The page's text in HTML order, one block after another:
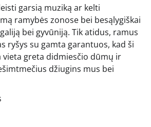
garsią muziką ar kelti
ramybės zonose bei besąlygiškai
bei gyvūniją. Tik atidus, ramus
ryšys su gamta garantuos, kad ši
vieta greta didmiesčio dūmų ir
džiugins mus bei